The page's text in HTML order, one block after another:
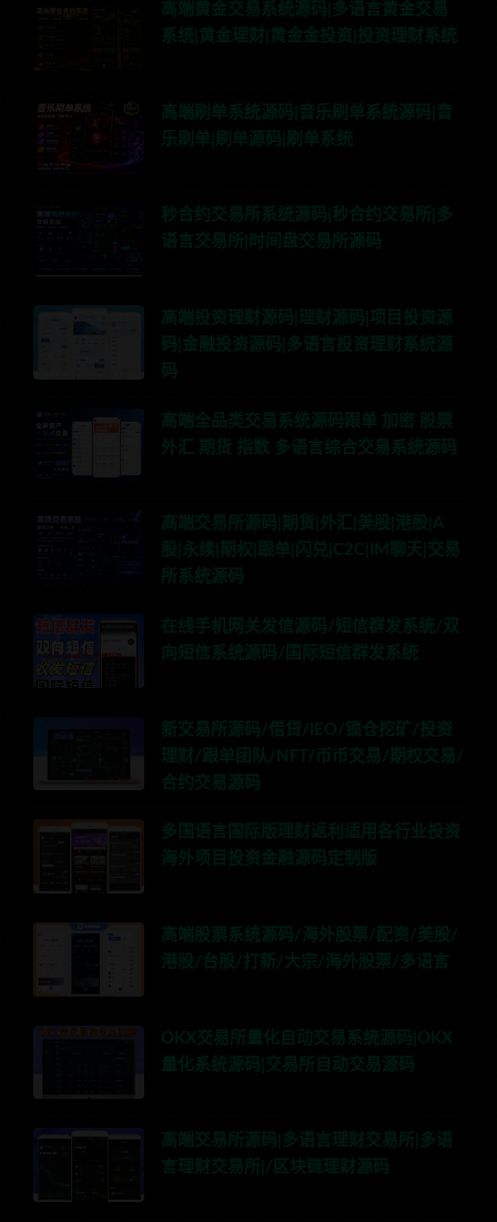
高端黄金交易系统源码|多语言黄金交易
系统|黄金理财|黄金金投资|投资理财系统
高端刷单系统源码|音乐刷单系统源码|音
乐刷单|刷单源码|刷单系统
秒合约交易所系统源码|秒合约交易所|多
语言交易所|时间盘交易所源码
高端投资理财源码|理财源码|项目投资源
码|金融投资源码|多语言投资理财系统源
码
高端全品类交易系统源码跟单 加密 股票
外汇 期货 指数 多语言综合交易系统源码
高端交易所源码|期货|外汇|美股|港股|A
股|永续|期权|跟单|闪兑|C2C|IM聊天|交易
所系统源码
在线手机网关发信源码/短信群发系统/双
向短信系统源码/国际短信群发系统
新交易所源码/借贷/IEO/锁仓挖矿/投资
理财/跟单团队/NFT/币币交易/期权交易/
合约交易源码
多国语言国际版理财返利适用各行业投资
海外项目投资金融源码定制版
高端股票系统源码/海外股票/配资/美股/
港股/台股/打新/大宗/海外股票/多语言
OKX交易所量化自动交易系统源码|OKX
量化系统源码|交易所自动交易源码
高端交易所源码|多语言理财交易所|多语
言理财交易所|/区块链理财源码